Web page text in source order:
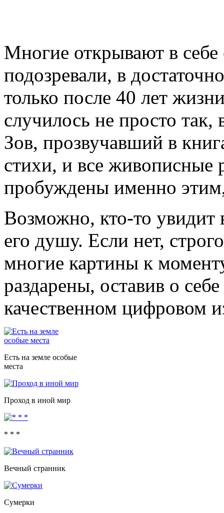
Многие открывают в
подозревали, в
только после 40 лет
случилось не просто так,
Зов, прозвучавший в
стихи, и все живописные
пробуждены именно
Возможно, кто-то увидит
его душу. Если нет,
многие картины к
раздарены, оставив о
качественном цифровом
Есть на земле особые
места
Проход в иной мир
* * *
Вечный странник
Сумерки